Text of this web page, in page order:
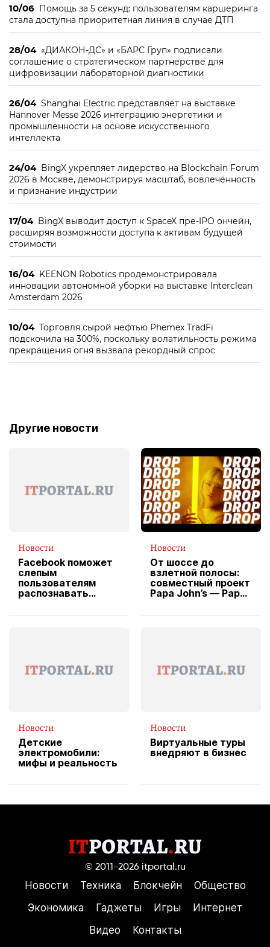
10/06 Помощь за 5 секунд: пользователям каршеринга
стала доступна приоритетная линия в случае ДТП
28/04 «ДИАКОН-ДС» и «БАРС Груп» подписали
соглашение о стратегическом партнерстве для
цифровизации лабораторной диагностики
26/04 Shanghai Electric представляет на выставке
Hannover Messe 2026 интеграцию энергетики и
промышленности на основе искусственного
интеллекта
24/04 BingX укрепляет лидерство на Blockchain Forum
2026 в Москве, демонстрируя масштаб, вовлечённость
и признание индустрии
17/04 BingX выводит доступ к SpaceX пре-IPO ончейн,
расширяя возможности доступа к активам будущей
стоимости
16/04 KEENON Robotics продемонстрировала
инновации автономной уборки на выставке Interclean
Amsterdam 2026
10/04 Торговля сырой нефтью Phemex TradFi
подскочила на 300%, поскольку волатильность режима
прекращения огня вызвала рекордный спрос
Другие новости
Новости
Facebook поможет
слепым
пользователям
распознавать
Новости
От шоссе до
взлетной полосы:
совместный проект
Papa John’s — Papa
вводит
Новости
Детские
электромобили:
мифы и реальность
Новости
Виртуальные туры
внедряют в бизнес
© 2011-2026 itportal.ru
Новости Техника Блокчейн
Общество
Экономика
Гаджеты Игры
Интернет
Видео
Контакты